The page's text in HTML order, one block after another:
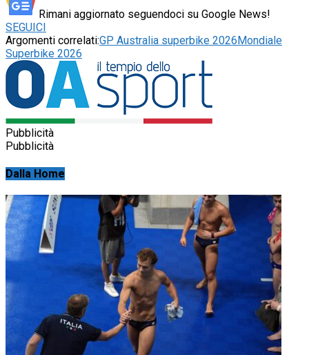
Rimani aggiornato seguendoci su Google News!
SEGUICI
Argomenti correlati:GP Australia superbike 2026Mondiale
Superbike 2026
Pubblicità
Pubblicità
Dalla Home